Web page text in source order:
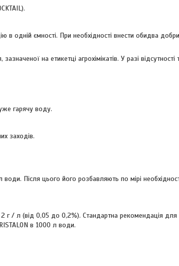
в одній ємності. При необхідності внести обидва
на етикетці агрохімікатів. У разі відсутності
гарячу воду.
заходів.
Після цього його розбавляють по мірі
г / л (від 0,05 до 0,2%). Стандартна рекомендація для
в 1000 л води.